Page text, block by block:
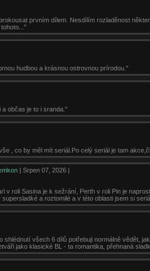
prvním dílem. Nesdílím rozladěnost
hudbou a krásnou ostrovnou prírodou."
občas je to i sranda."
, co by měl mít seriál.Po celý seriál je tam
| Srpen 07, 2026 |
v roli Sasina je k sežrání, Perth v roli Pin je
a roztomilé a v této oblasti jsem si
shlédnutí všech 6 dílů potřebuji normálně vědět,
jako klasické BL - ta romantika, přehnaná